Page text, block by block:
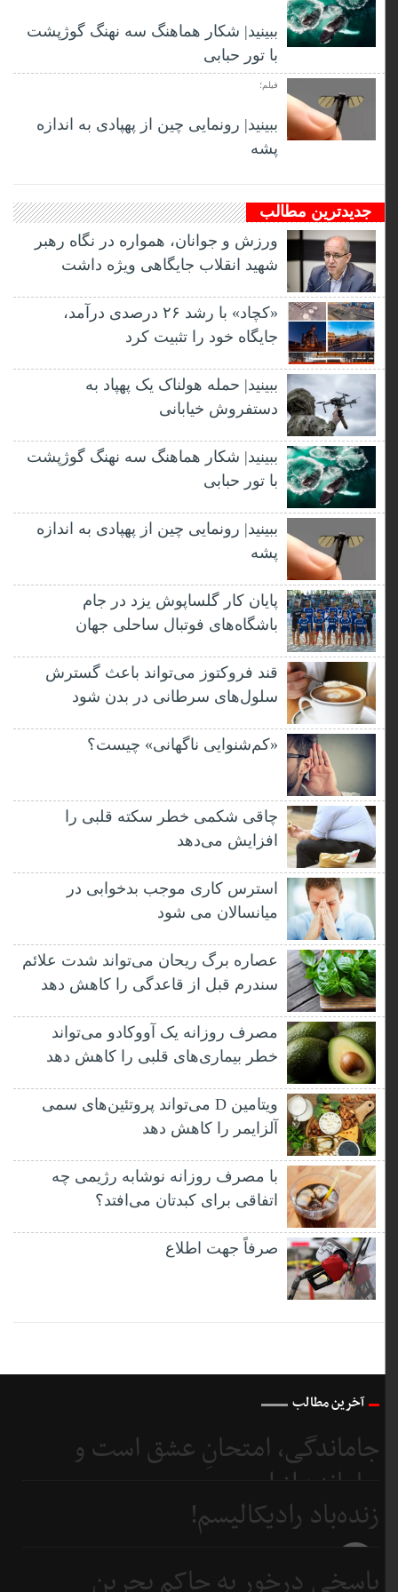
ببینید| شکار هماهنگ سه نهنگ گوژپشت
با تور حبابی
فیلم؛
ببینید| رونمایی چین از پهپادی به اندازه
پشه
جدیدترین مطالب
ورزش و جوانان، همواره در نگاه رهبر
شهید انقلاب جایگاهی ویژه داشت
«کچاد» با رشد ۲۶ درصدی درآمد،
جایگاه خود را تثبیت کرد
ببینید| حمله هولناک یک پهپاد به
دستفروش خیابانی
ببینید| شکار هماهنگ سه نهنگ گوژپشت
با تور حبابی
ببینید| رونمایی چین از پهپادی به اندازه
پشه
پایان کار گلساپوش یزد در جام
باشگاه‌های فوتبال ساحلی جهان
قند فروکتوز می‌تواند باعث گسترش
سلول‌های سرطانی در بدن شود
«کم‌شنوایی ناگهانی» چیست؟
چاقی شکمی خطر سکته قلبی را
افزایش می‌دهد
استرس کاری موجب بدخوابی در
میانسالان می شود
عصاره برگ ریحان می‌تواند شدت علائم
سندرم قبل از قاعدگی را کاهش دهد
مصرف روزانه یک آووکادو می‌تواند
خطر بیماری‌های قلبی را کاهش دهد
ویتامین D می‌تواند پروتئین‌های سمی
آلزایمر را کاهش دهد
با مصرف روزانه نوشابه رژیمی چه
اتفاقی برای کبدتان می‌افتد؟
صرفاً جهت اطلاع
آخرین مطالب
جاماندگی، امتحانِ عشق است و
جامانده از اربعین...
4 روز
زنده‌باد رادیکالیسم!
پاسخی درخور به حاکم بحرین